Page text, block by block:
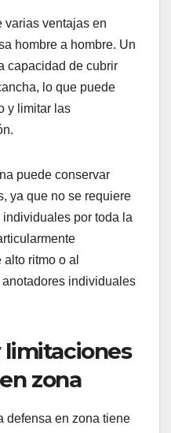
varias ventajas en
hombre a hombre. Un
capacidad de cubrir
lo que puede
y limitar las
puede conservar
ya que no se requiere
por toda la
ritmo o al
individuales
limitaciones
zona
defensa en zona tiene